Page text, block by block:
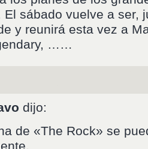
El sábado vuelve a ser,
y reunirá esta vez a
……
dijo:
de «The Rock» se